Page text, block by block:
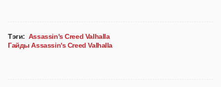
Тэги: Assassin's Creed Valhalla
Гайды Assassin's Creed Valhalla